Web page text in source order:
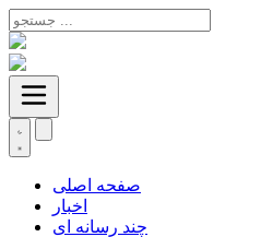
صفحه اصلی
اخبار
چند رسانه ای